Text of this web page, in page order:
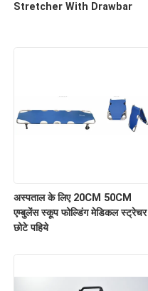
Stretcher With Drawbar
अस्पताल के लिए 20CM 50CM
एम्बुलेंस स्कूप फोल्डिंग मेडिकल स्ट्रेचर
छोटे पहिये